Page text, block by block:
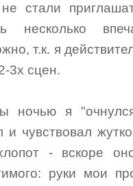
стали
несколько
т.к. я
3х сцен.
ночью я
и чувствовал
- вскоре
руки мои